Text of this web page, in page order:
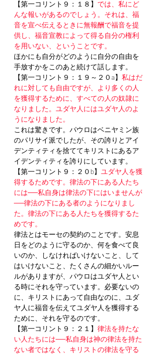
【第一コリント９：１８】 では、私にど
んな報いがあるのでしょう。それは、福
音を宣べ伝えるときに無報酬で福音を提
供し、福音宣教によって得る自分の権利
を用いない、ということです。
ほかにも自分がどのように自分の自由を
手放すかをこのあと続けて話します。
【第一コリント９：１９～２０a】 私はだ
れに対しても自由ですが、より多くの人
を獲得するために、すべての人の奴隷に
なりました。ユダヤ人にはユダヤ人のよ
うになりました。
これは驚きです。パウロはベニヤミン族
のパリサイ派でしたが、その誇りとアイ
デンティティを捨ててキリストにあるア
イデンティティを誇りにしています。
【第一コリント９：２０b】 ユダヤ人を獲
得するためです。律法の下にある人たち
には──私自身は律法の下にはいませんが
──律法の下にある者のようになりまし
た。律法の下にある人たちを獲得するた
めです。
律法とはモーセの契約のことです。安息
日をどのように守るのか、何を食べて良
いのか、しなければいけないこと、して
はいけないこと、たくさんの細かいルー
ルがありますが、パウロはユダヤ人とい
る時にそれを守っています。必要ないの
に、キリストにあって自由なのに、ユダ
ヤ人に福音を伝えてユダヤ人を獲得する
ために、それを守るのです。
【第一コリント９：２１】 律法を持たな
い人たちには──私自身は神の律法を持た
ない者ではなく、キリストの律法を守る